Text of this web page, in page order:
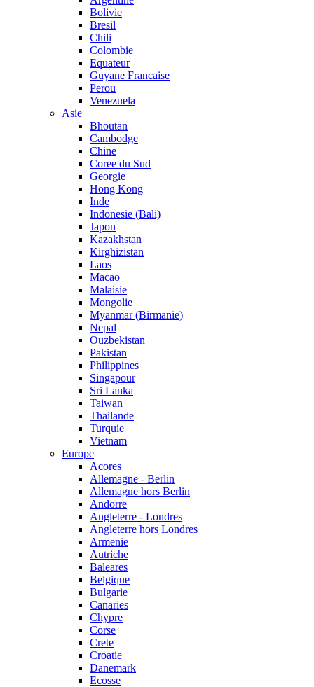
Bolivie
Bresil
Chili
Colombie
Equateur
Guyane Francaise
Perou
Venezuela
Asie
Bhoutan
Cambodge
Chine
Coree du Sud
Georgie
Hong Kong
Inde
Indonesie (Bali)
Japon
Kazakhstan
Kirghizistan
Laos
Macao
Malaisie
Mongolie
Myanmar (Birmanie)
Nepal
Ouzbekistan
Pakistan
Philippines
Singapour
Sri Lanka
Taiwan
Thailande
Turquie
Vietnam
Europe
Acores
Allemagne - Berlin
Allemagne hors Berlin
Andorre
Angleterre - Londres
Angleterre hors Londres
Armenie
Autriche
Baleares
Belgique
Bulgarie
Canaries
Chypre
Corse
Crete
Croatie
Danemark
Ecosse